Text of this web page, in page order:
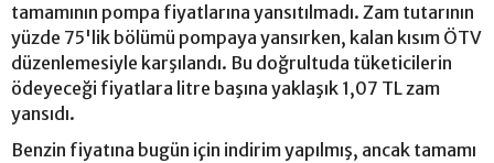
tamamının pompa fiyatlarına yansıtılmadı. Zam tutarının
yüzde 75'lik bölümü pompaya yansırken, kalan kısım ÖTV
düzenlemesiyle karşılandı. Bu doğrultuda tüketicilerin
ödeyeceği fiyatlara litre başına yaklaşık 1,07 TL zam
yansıdı.
Benzin fiyatına bugün için indirim yapılmış, ancak tamamı